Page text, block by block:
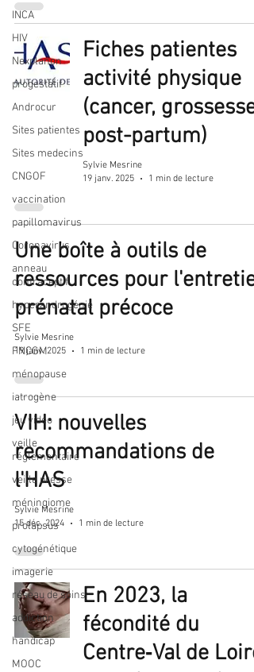
INCA
HIV
Nexplanon
progestatif
Androcur
Sites patientes
Sites medecins
CNGOF
vaccination
papillomavirus
Coronavirus
anneau
contraceptif
hyperandrogénie
SFE
FNCGM
ménopause
iatrogène
jeu vidéo
veille
réglementaire
veille presse
méningiome
prolapsus
cytogénétique
imagerie
réseau de soins
addiction
handicap
MOOC
Fiches patientes
activité physique
(cancer, grossesse,
post-partum)
Sylvie Mesrine
19 janv. 2025
1 min de lecture
Une boîte à outils de
ressources pour l'entretien
prénatal précoce
Sylvie Mesrine
19 janv. 2025
1 min de lecture
VIH: nouvelles
recommandations de
l'HAS
Sylvie Mesrine
15 déc. 2024
1 min de lecture
En 2023, la
fécondité du
Centre‑Val de Loire